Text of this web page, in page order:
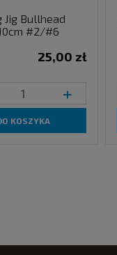
Jig Bullhead
#2/#6
25,00 zł
+
KOSZYKA